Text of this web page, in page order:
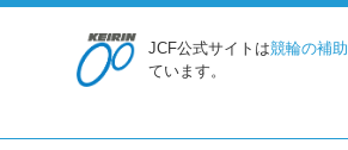
JCF公式サイトは競輪の補助
ています。